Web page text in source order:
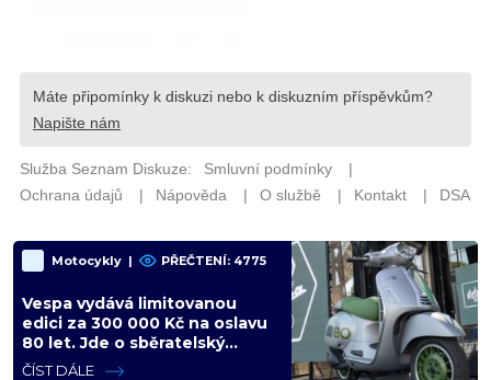
Motocykly | PŘEČTENÍ: 4775
Vespa vydává limitovanou
edici za 300 000 Kč na oslavu
80 let. Jde o sběratelský
kalkul místo jízdního upgradu
ČÍST DÁLE